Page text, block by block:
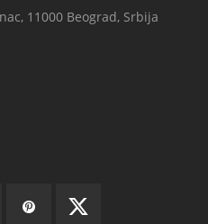
11000 Beograd, Srbija